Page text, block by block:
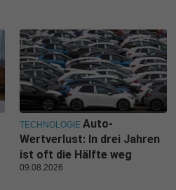
TECHNOLOGIE Auto-
Wertverlust: In drei Jahren
ist oft die Hälfte weg
09.08.2026